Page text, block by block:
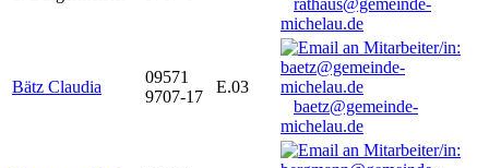
rathaus@gemeinde-
michelau.de
Bätz Claudia
09571
9707-17
E.03
baetz@gemeinde-
michelau.de